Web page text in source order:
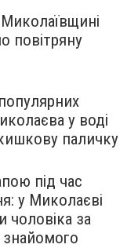
повітряну
у воді
паличку
під час
у Миколаєві
чоловіка за